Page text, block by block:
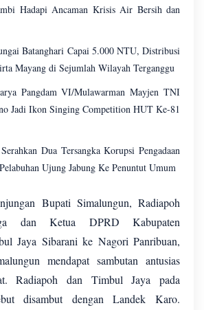
Hadapi Ancaman Krisis Air Bersih dan
Batanghari Capai 5.000 NTU, Distribusi
Mayang di Sejumlah Wilayah Terganggu
Pangdam VI/Mulawarman Mayjen TNI
Jadi Ikon Singing Competition HUT Ke-81
Dua Tersangka Korupsi Pengadaan
Ujung Jabung Ke Penuntut Umum
Bupati Simalungun, Radiapoh
dan Ketua DPRD Kabupaten
Jaya Sibarani ke Nagori Panribuan,
mendapat sambutan antusias
Radiapoh dan Timbul Jaya pada
disambut dengan Landek Karo.